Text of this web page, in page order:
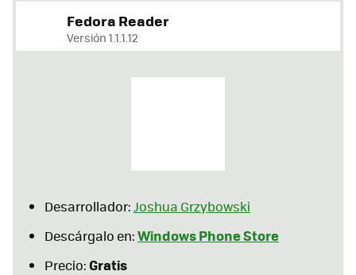
Fedora Reader
Versión 1.1.1.12
Desarrollador:Joshua Grzybowski
Descárgalo en:Windows Phone Store
Precio:Gratis